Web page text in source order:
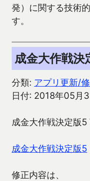
発）に関する技術
す。
成金大作戦決
分類: アプリ更新/
日付: 2018年05月
成金大作戦決定版5
成金大作戦決定版5
修正内容は、